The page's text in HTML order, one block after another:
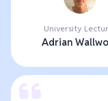
University
Adrian